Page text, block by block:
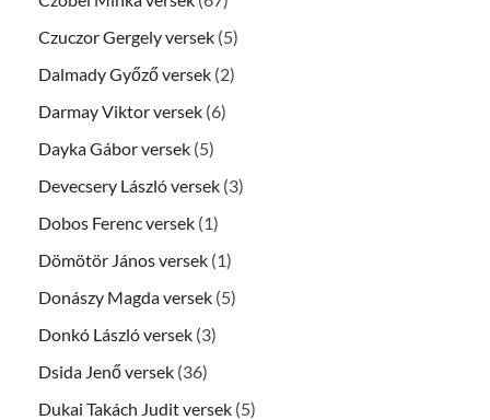
Czuczor Gergely versek (5)
Dalmady Győző versek (2)
Darmay Viktor versek (6)
Dayka Gábor versek (5)
Devecsery László versek (3)
Dobos Ferenc versek (1)
Dömötör János versek (1)
Donászy Magda versek (5)
Donkó László versek (3)
Dsida Jenő versek (36)
Dukai Takách Judit versek (5)